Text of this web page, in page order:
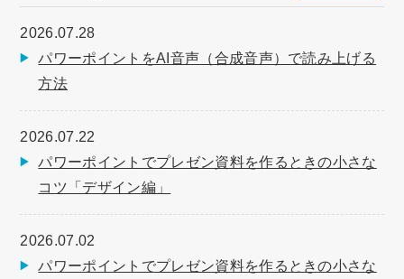
2026.07.28
パワーポイントをAI音声（合成音声）で読み上げる
方法
2026.07.22
パワーポイントでプレゼン資料を作るときの小さな
コツ「デザイン編」
2026.07.02
パワーポイントでプレゼン資料を作るときの小さな